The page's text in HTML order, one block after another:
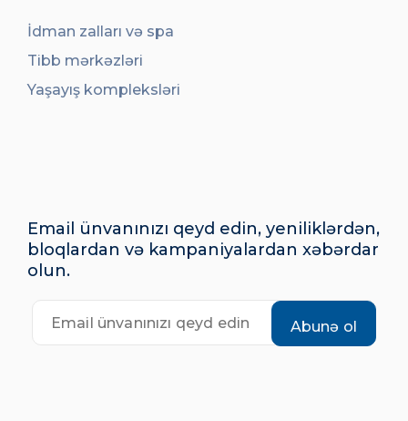
İdman zalları və spa
Tibb mərkəzləri
Yaşayış kompleksləri
Email ünvanınızı qeyd edin, yeniliklərdən,
bloqlardan və kampaniyalardan xəbərdar
olun.